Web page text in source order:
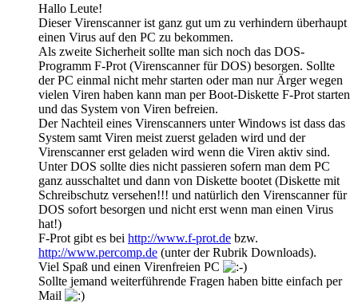
Hallo Leute!
Dieser Virenscanner ist ganz gut um zu verhindern überhaupt
einen Virus auf den PC zu bekommen.
Als zweite Sicherheit sollte man sich noch das DOS-
Programm F-Prot (Virenscanner für DOS) besorgen. Sollte
der PC einmal nicht mehr starten oder man nur Ärger wegen
vielen Viren haben kann man per Boot-Diskette F-Prot starten
und das System von Viren befreien.
Der Nachteil eines Virenscanners unter Windows ist dass das
System samt Viren meist zuerst geladen wird und der
Virenscanner erst geladen wird wenn die Viren aktiv sind.
Unter DOS sollte dies nicht passieren sofern man dem PC
ganz ausschaltet und dann von Diskette bootet (Diskette mit
Schreibschutz versehen!!! und natürlich den Virenscanner für
DOS sofort besorgen und nicht erst wenn man einen Virus
hat!)
F-Prot gibt es bei http://www.f-prot.de bzw.
http://www.percomp.de (unter der Rubrik Downloads).
Viel Spaß und einen Virenfreien PC
Sollte jemand weiterführende Fragen haben bitte einfach per
Mail